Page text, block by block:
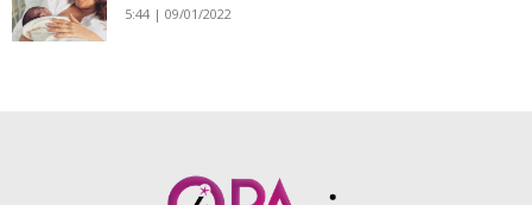
5:44 | 09/01/2022